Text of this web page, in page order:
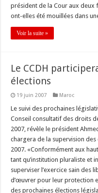
président de la Cour aux deux
ont-elles été mouillées dans
Voir la suite »
Le CCDH
élections
19 juin 2007 Maroc
Le suivi des prochaines
Conseil consultatif des droits
2007, révèle le président
chargera de la supervision
2007. «Conformément aux
tant qu’institution pluraliste et
superviser l’exercice sain des
d’œuvrer pour leur protection
des prochaines élections